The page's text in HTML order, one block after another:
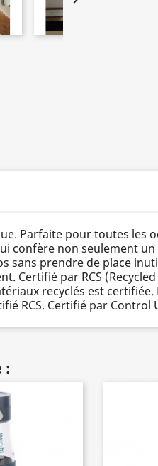
Parfaite pour toutes les
confère non seulement
sans prendre de place
Certifié par RCS
recyclés est
RCS. Certifié par Control
: